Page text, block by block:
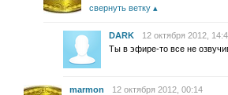
свернуть ветку
DARK
12 октября 2012,
Ты в эфире-то все не
marmon
12 октября 2012, 00:14